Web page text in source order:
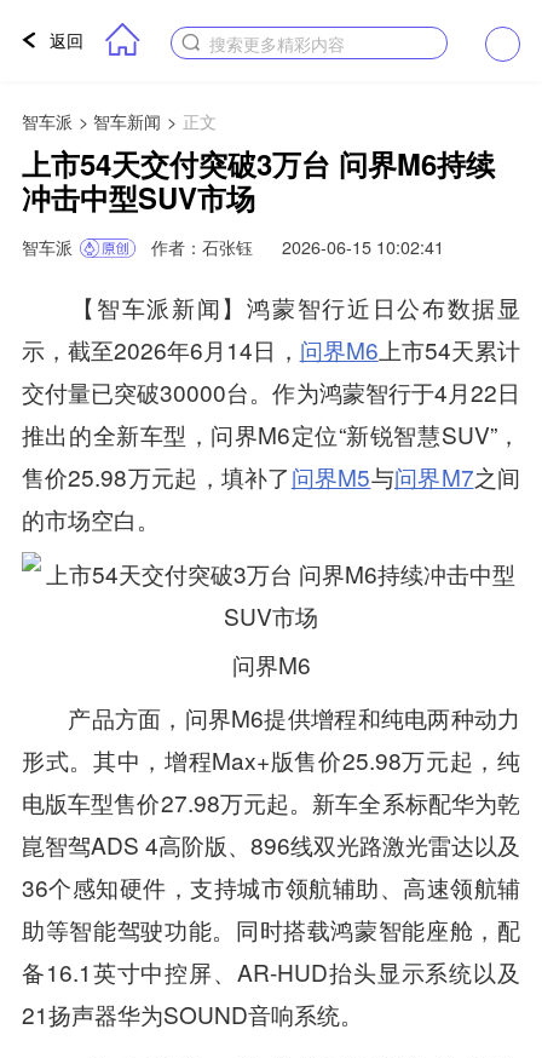
返回 搜索更多精彩内容
智车派 > 智车新闻 > 正文
上市54天交付突破3万台 问界M6持续
冲击中型SUV市场
智车派 作者：石张钰 2026-06-15 10:02:41
【智车派新闻】鸿蒙智行近日公布数据显
示，截至2026年6月14日， 问界M6 上市54天累计
交付量已突破30000台。作为鸿蒙智行于4月22日
推出的全新车型，问界M6定位“新锐智慧SUV”，
售价25.98万元起，填补了问界M5与问界M7之间
的市场空白。
问界M6
产品方面，问界M6提供增程和纯电两种动力
形式。其中，增程Max+版售价25.98万元起，纯
电版车型售价27.98万元起。新车全系标配华为乾
崑智驾ADS 4高阶版、896线双光路激光雷达以及
36个感知硬件，支持城市领航辅助、高速领航辅
助等智能驾驶功能。同时搭载鸿蒙智能座舱，配
备16.1英寸中控屏、AR-HUD抬头显示系统以及
21扬声器华为SOUND音响系统。